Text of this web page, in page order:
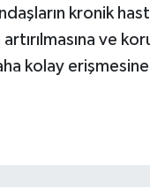
kronik
ve
kolay erişmesine